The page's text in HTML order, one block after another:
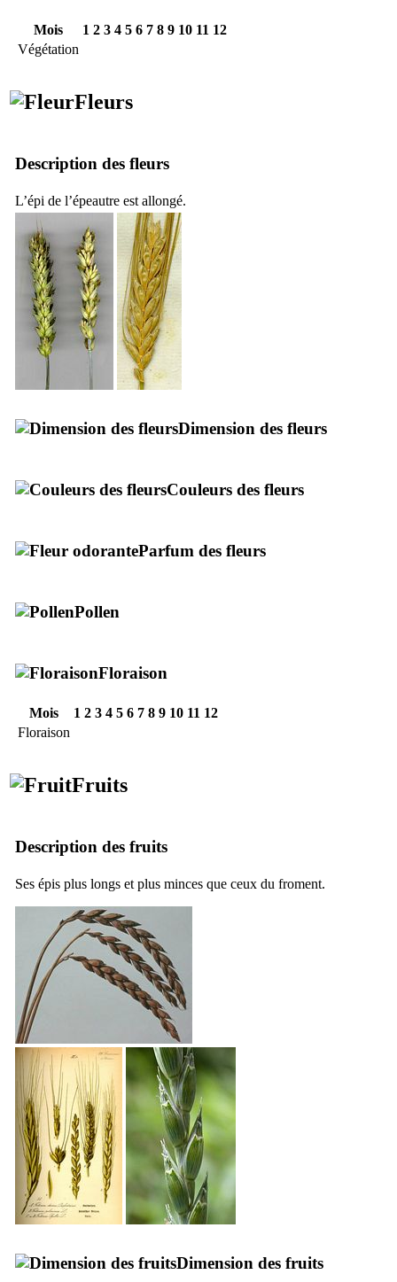
Mois 1 2 3 4 5 6 7 8 9 10 11 12
Végétation
Fleurs
Description des fleurs
L’épi de l’épeautre est allongé.
Dimension des fleurs
Couleurs des fleurs
Parfum des fleurs
Pollen
Floraison
Mois 1 2 3 4 5 6 7 8 9 10 11 12
Floraison
Fruits
Description des fruits
Ses épis plus longs et plus minces que ceux du froment.
Dimension des fruits